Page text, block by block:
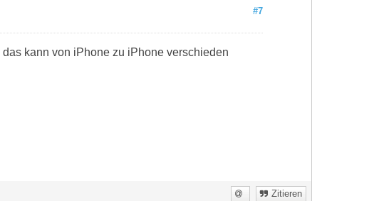
#7
kann von iPhone zu iPhone verschieden
Zitieren